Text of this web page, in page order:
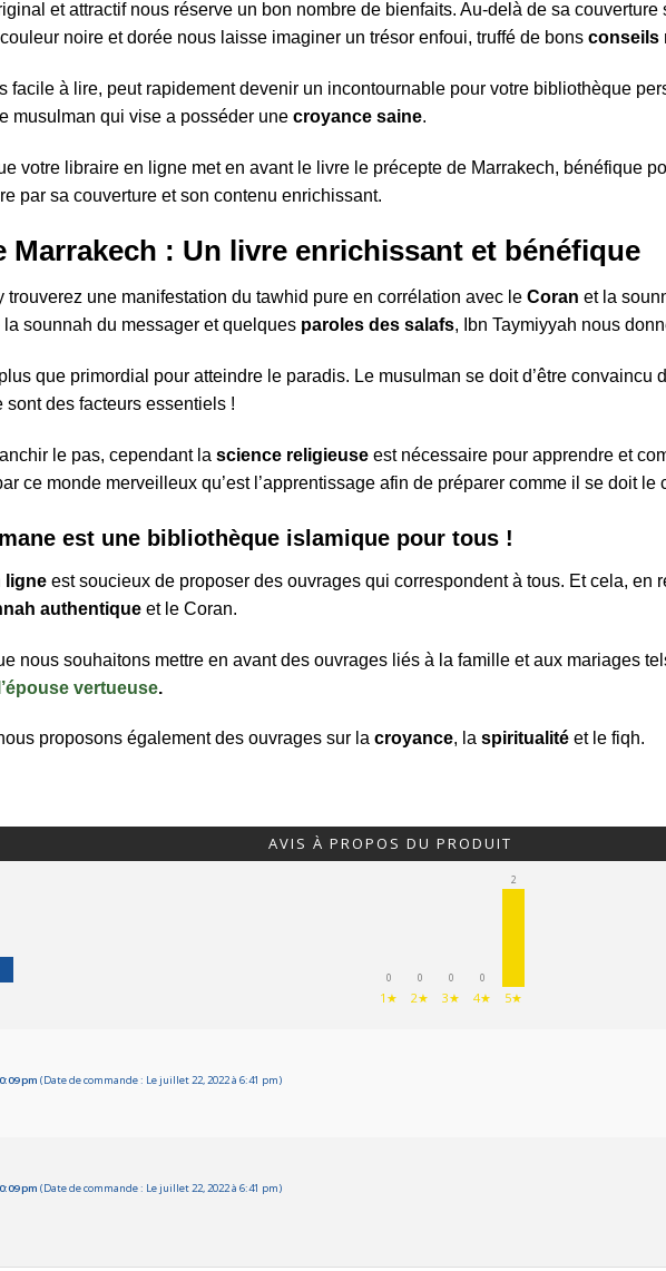
et attractif nous réserve un bon nombre de bienfaits. Au-delà de sa couverture
noire et dorée nous laisse imaginer un trésor enfoui, truffé de bons conseils
facile à lire, peut rapidement devenir un incontournable pour votre bibliothèque
musulman qui vise a posséder une croyance saine.
votre libraire en ligne met en avant le livre le précepte de Marrakech, bénéfique
par sa couverture et son contenu enrichissant.
Marrakech : Un livre enrichissant et bénéfique
trouverez une manifestation du tawhid pure en corrélation avec le Coran et la
sounnah du messager et quelques paroles des salafs, Ibn Taymiyyah nous
que primordial pour atteindre le paradis. Le musulman se doit d’être convaincu
sont des facteurs essentiels !
le pas, cependant la science religieuse est nécessaire pour apprendre et
ce monde merveilleux qu’est l’apprentissage afin de préparer comme il se doit
est une bibliothèque islamique pour tous !
ligne est soucieux de proposer des ouvrages qui correspondent à tous. Et cela, en
authentique et le Coran.
nous souhaitons mettre en avant des ouvrages liés à la famille et aux mariages
vertueuse.
proposons également des ouvrages sur la croyance, la spiritualité et le fiqh.
AVIS À PROPOS DU PRODUIT
0
1★
0
2★
0
3★
0
4★
2
5★
pm (Date de commande : Le juillet 22, 2022 à 6:41 pm)
pm (Date de commande : Le juillet 22, 2022 à 6:41 pm)